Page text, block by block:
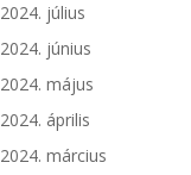
2024. július
2024. június
2024. május
2024. április
2024. március